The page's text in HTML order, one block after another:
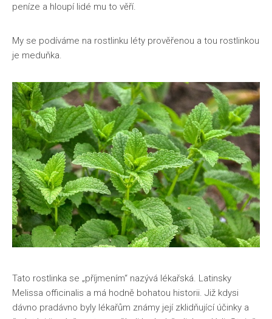
peníze a hloupí lidé mu to věří.
My se podíváme na rostlinku léty prověřenou a tou rostlinkou
je meduňka.
Tato rostlinka se „příjmením“ nazývá lékařská. Latinsky
Melissa officinalis a má hodně bohatou historii. Již kdysi
dávno pradávno byly lékařům známy její zklidňující účinky a